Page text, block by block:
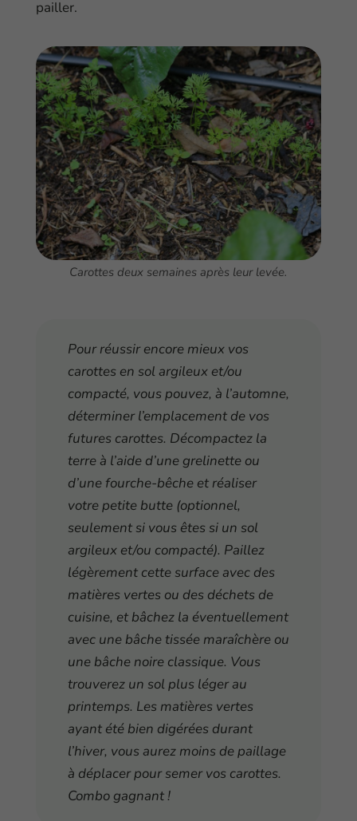
pailler.
Carottes deux semaines après leur levée.
Pour réussir encore mieux vos
carottes en sol argileux et/ou
compacté, vous pouvez, à l’automne,
déterminer l’emplacement de vos
futures carottes. Décompactez la
terre à l’aide d’une grelinette ou
d’une fourche-bêche et réaliser
votre petite butte (optionnel,
seulement si vous êtes si un sol
argileux et/ou compacté). Paillez
légèrement cette surface avec des
matières vertes ou des déchets de
cuisine, et bâchez la éventuellement
avec une bâche tissée maraîchère ou
une bâche noire classique. Vous
trouverez un sol plus léger au
printemps. Les matières vertes
ayant été bien digérées durant
l’hiver, vous aurez moins de paillage
à déplacer pour semer vos carottes.
Combo gagnant !